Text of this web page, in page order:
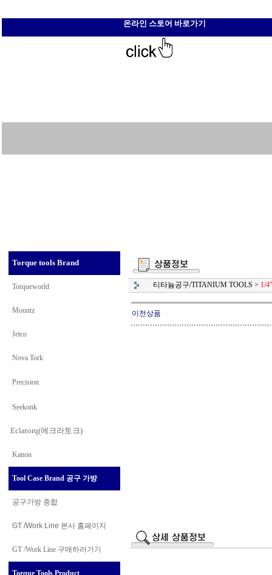
온라인 스토어 바로가기
Torque tools Brand
Torqueworld
Mountz
Jetco
Nova Tork
Precision
Seekonk
Eclatorq(에크라토크)
Kanon
Tool Case Brand 공구 가방
공구가방 종합
GT /Work Line 본사 홈페이지
GT /Work Line 구매하러가기
Torque Tools Product
티타늄공구/TITANIUM TOOLS > 1/
이전상품